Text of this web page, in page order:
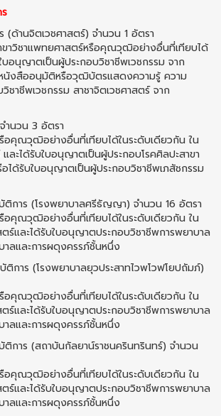
(ด้านจิตเวชศาสตร์) จำนวน 1 อัตรา
าวิชาแพทยศาสตร์หรือคุณวุฒิอย่างอื่นที่เทียบได้
บอนุญาตเป็นผู้ประกอบวิชาชีพเวชกรรม จาก
นังสืออนุมัติหรือวุฒิบัตรแสดงความรู้ ความ
ชาชีพเวชกรรม สาชาจิตเวชศาสตร์ จาก
ำนวน 3 อัตรา
คุณวุฒิอย่างอื่นที่เทียบได้ในระดับเดียวกัน ใน
และได้รับใบอนุญาตเป็นผู้ประกอบโรคศิลปะสาขา
ได้รับใบอนุญาตเป็นผู้ประกอบวิชาชีพเภสัชกรรม
ติการ (โรงพยาบาลศรีธัญญา) จำนวน 16 อัตรา
คุณวุฒิอย่างอื่นที่เทียบได้ในระดับเดียวกัน ใน
ร์และได้รับใบอนุญาตประกอบวิชาชีพการพยาบาล
ลและการผดุงครรภ์ชั้นหนึ่ง
การ (โรงพยาบาลยุวประสาทไวพโวฟโยปถัมภ์)
คุณวุฒิอย่างอื่นที่เทียบได้ในระดับเดียวกัน ใน
ร์และได้รับใบอนุญาตประกอบวิชาชีพการพยาบาล
ลและการผดุงครรภ์ชั้นหนึ่ง
การ (สถาบันกัลยาน์ราชนครินทรินทร์) จำนวน
คุณวุฒิอย่างอื่นที่เทียบได้ในระดับเดียวกัน ใน
ร์และได้รับใบอนุญาตประกอบวิชาชีพการพยาบาล
ลและการผดุงครรภ์ชั้นหนึ่ง